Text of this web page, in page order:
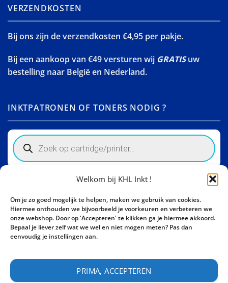
Welkom bij KHL Inkt !
Om je zo goed mogelijk te helpen, maken we gebruik van cookies.
Hiermee onthouden we bijvoorbeeld je voorkeuren en verbeteren we
onze webshop. Door op 'Accepteren' te klikken ga je hiermee akkoord.
Bepaal je liever zelf wat we wel en niet mogen meten? Pas dan
eenvoudig je instellingen aan.
PRIMA, ACCEPTEREN
VERZENDKOSTEN
Bij ons zijn de verzendkosten €4,95 per pakje.
Bij een aankoop van €49 versturen wij GRATISuw
bestelling naar België en Nederland.
INKTPATRONEN OF TONERS NODIG ?
Products
search
Activity Invest BV - KHL, Kempische Steenweg 274
3500 Hasselt - België BE0862447190
Bel ons nu:+32 11 261499